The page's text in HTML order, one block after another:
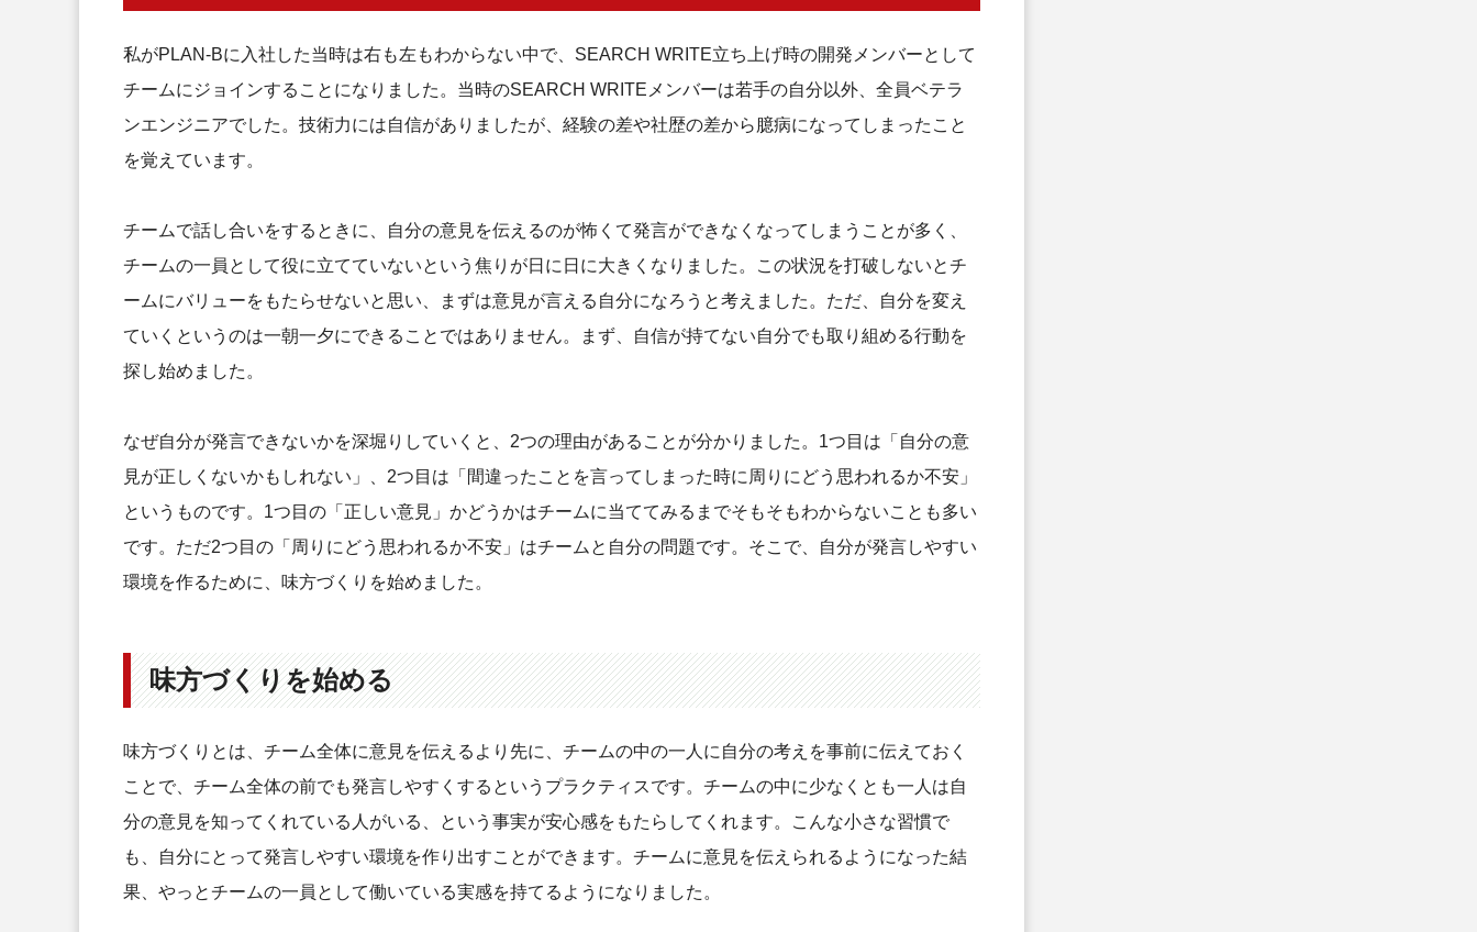
私がPLAN-Bに入社した当時は右も左もわからない中で、SEARCH WRITE立ち上げ時の開発メンバーとして
チームにジョインすることになりました。当時のSEARCH WRITEメンバーは若手の自分以外、全員ベテラ
ンエンジニアでした。技術力には自信がありましたが、経験の差や社歴の差から臆病になってしまったこと
を覚えています。
チームで話し合いをするときに、自分の意見を伝えるのが怖くて発言ができなくなってしまうことが多く、
チームの一員として役に立てていないという焦りが日に日に大きくなりました。この状況を打破しないとチ
ームにバリューをもたらせないと思い、まずは意見が言える自分になろうと考えました。ただ、自分を変え
ていくというのは一朝一夕にできることではありません。まず、自信が持てない自分でも取り組める行動を
探し始めました。
なぜ自分が発言できないかを深堀りしていくと、2つの理由があることが分かりました。1つ目は「自分の意
見が正しくないかもしれない」、2つ目は「間違ったことを言ってしまった時に周りにどう思われるか不安」
というものです。1つ目の「正しい意見」かどうかはチームに当ててみるまでそもそもわからないことも多い
です。ただ2つ目の「周りにどう思われるか不安」はチームと自分の問題です。そこで、自分が発言しやすい
環境を作るために、味方づくりを始めました。
味方づくりを始める
味方づくりとは、チーム全体に意見を伝えるより先に、チームの中の一人に自分の考えを事前に伝えておく
ことで、チーム全体の前でも発言しやすくするというプラクティスです。チームの中に少なくとも一人は自
分の意見を知ってくれている人がいる、という事実が安心感をもたらしてくれます。こんな小さな習慣で
も、自分にとって発言しやすい環境を作り出すことができます。チームに意見を伝えられるようになった結
果、やっとチームの一員として働いている実感を持てるようになりました。